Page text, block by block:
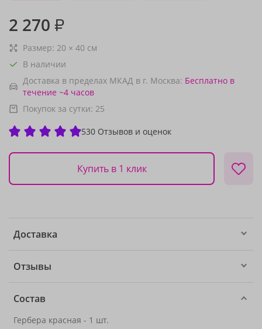
2 270 ₽
Размер: 20 × 40 см
В наличии
Доставка в пределах МКАД в г. Москва: Бесплатно в
течение ~4 часов
Покупок за сутки: 25
530 Отзывов и оценок
Купить в 1 клик
Доставка
Отзывы
Состав
Гербера красная - 1 шт.